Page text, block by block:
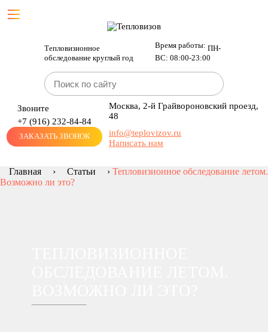
Тепловизионное
обследование круглый год
Время работы: ПН-
ВС: 08:00-23:00
Звоните
+7 (916) 232-84-84
ЗАКАЗАТЬ ЗВОНОК
Москва, 2-й Грайвороновский проезд,
48
info@teplovizov.ru
Написать нам
Главная › Статьи › Тепловизионное обследование летом.
Возможно ли это?